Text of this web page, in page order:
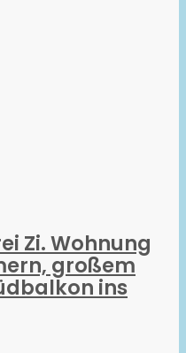
Zi. Wohnung
großem
ins